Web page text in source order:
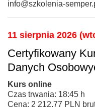
info@szkolenia-
11 sierpnia 2026
Certyfikowany
Danych
Kurs online
Czas trwania: 18:45 h
Cena: 2 212,77 PLN